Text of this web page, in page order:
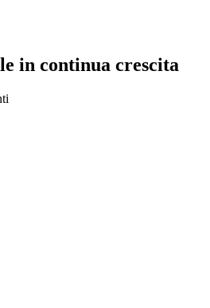
in continua crescita